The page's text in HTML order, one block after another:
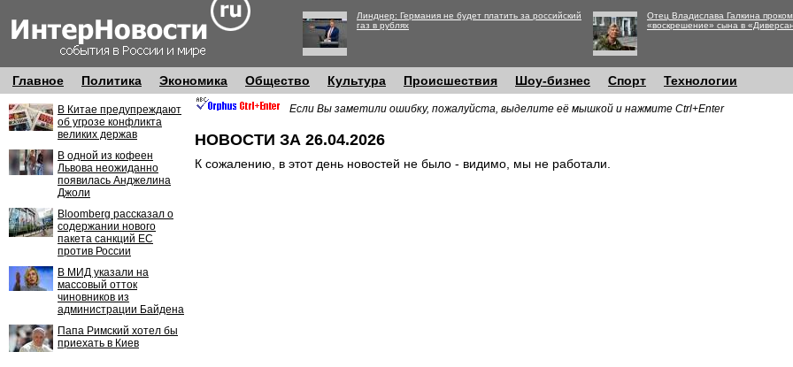
Линднер: Германия не будет платить за российский
газ в рублях
Отец Владислава Галкина
«воскрешение» сына в
Главное Политика Экономика Общество Культура Происшествия Шоу-бизнес Спорт Технологии
В Китае предупреждают
об угрозе конфликта
великих держав
В одной из кофеен
Львова неожиданно
появилась Анджелина
Джоли
Bloomberg рассказал о
содержании нового
пакета санкций ЕС
против России
В МИД указали на
массовый отток
чиновников из
администрации Байдена
Папа Римский хотел бы
приехать в Киев
Если Вы заметили ошибку, пожалуйста, выделите её мышкой и нажмите Ctrl+Enter
НОВОСТИ ЗА 26.04.2026
К сожалению, в этот день новостей не было - видимо, мы не работали.